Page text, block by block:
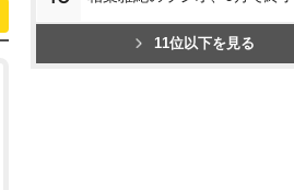
11位以下を見る